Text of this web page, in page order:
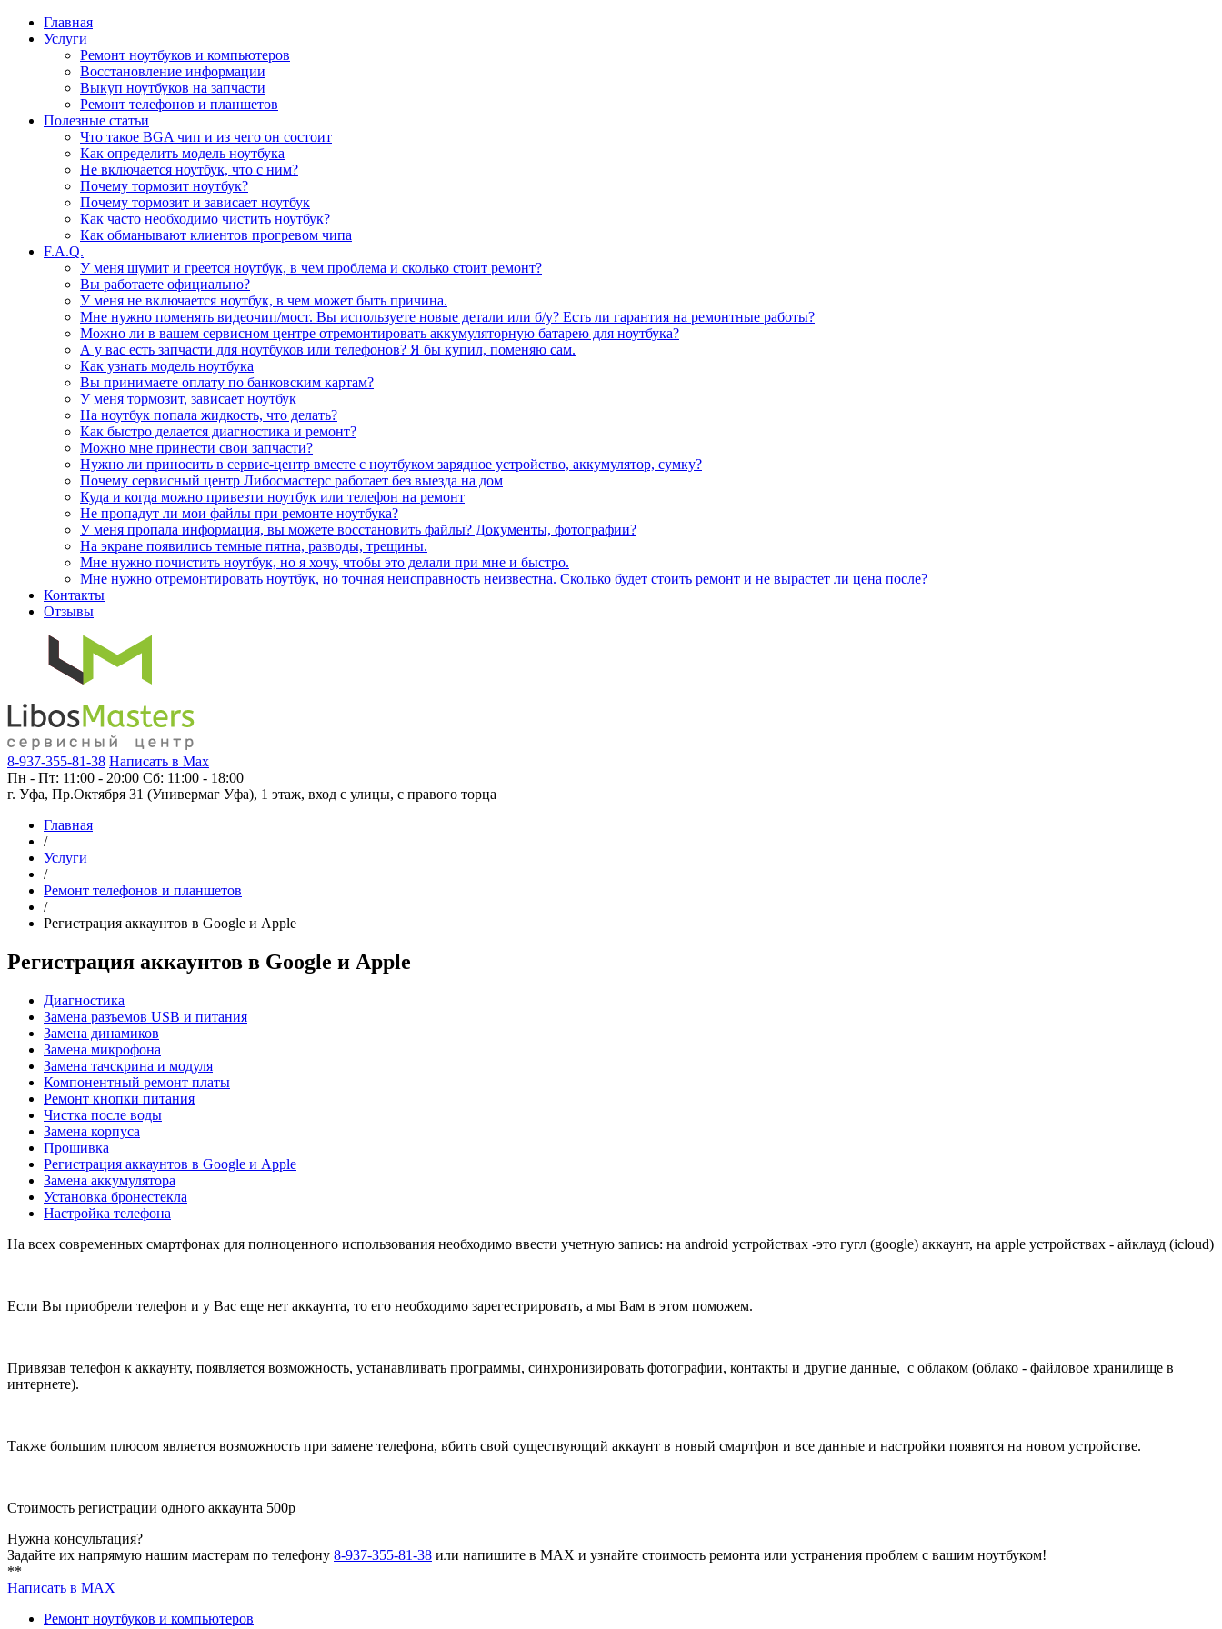
Главная
Услуги
Ремонт ноутбуков и компьютеров
Восстановление информации
Выкуп ноутбуков на запчасти
Ремонт телефонов и планшетов
Полезные статьи
Что такое BGA чип и из чего он состоит
Как определить модель ноутбука
Не включается ноутбук, что с ним?
Почему тормозит ноутбук?
Почему тормозит и зависает ноутбук
Как часто необходимо чистить ноутбук?
Как обманывают клиентов прогревом чипа
F.A.Q.
У меня шумит и греется ноутбук, в чем проблема и сколько стоит ремонт?
Вы работаете официально?
У меня не включается ноутбук, в чем может быть причина.
Мне нужно поменять видеочип/мост. Вы используете новые детали или б/у? Есть ли гарантия на ремонтные работы?
Можно ли в вашем сервисном центре отремонтировать аккумуляторную батарею для ноутбука?
А у вас есть запчасти для ноутбуков или телефонов? Я бы купил, поменяю сам.
Как узнать модель ноутбука
Вы принимаете оплату по банковским картам?
У меня тормозит, зависает ноутбук
На ноутбук попала жидкость, что делать?
Как быстро делается диагностика и ремонт?
Можно мне принести свои запчасти?
Нужно ли приносить в сервис-центр вместе с ноутбуком зарядное устройство, аккумулятор, сумку?
Почему сервисный центр Либосмастерс работает без выезда на дом
Куда и когда можно привезти ноутбук или телефон на ремонт
Не пропадут ли мои файлы при ремонте ноутбука?
У меня пропала информация, вы можете восстановить файлы? Документы, фотографии?
На экране появились темные пятна, разводы, трещины.
Мне нужно почистить ноутбук, но я хочу, чтобы это делали при мне и быстро.
Мне нужно отремонтировать ноутбук, но точная неисправность неизвестна. Сколько будет стоить ремонт и не вырастет ли цена после?
Контакты
Отзывы
8-937-355-81-38 Написать в Max
Пн - Пт: 11:00 - 20:00 Сб: 11:00 - 18:00
г. Уфа, Пр.Октября 31 (Универмаг Уфа), 1 этаж, вход с улицы, с правого торца
Главная
/
Услуги
/
Ремонт телефонов и планшетов
/
Регистрация аккаунтов в Google и Apple
Регистрация аккаунтов в Google и Apple
Диагностика
Замена разъемов USB и питания
Замена динамиков
Замена микрофона
Замена тачскрина и модуля
Компонентный ремонт платы
Ремонт кнопки питания
Чистка после воды
Замена корпуса
Прошивка
Регистрация аккаунтов в Google и Apple
Замена аккумулятора
Установка бронестекла
Настройка телефона
На всех современных смартфонах для полноценного использования необходимо ввести учетную запись: на android устройствах -это гугл (google) аккаунт, на apple устройствах - айклауд (icloud)
Если Вы приобрели телефон и у Вас еще нет аккаунта, то его необходимо зарегестрировать, а мы Вам в этом поможем.
Привязав телефон к аккаунту, появляется возможность, устанавливать программы, синхронизировать фотографии, контакты и другие данные, с облаком (облако - файловое хранилище в
интернете).
Также большим плюсом является возможность при замене телефона, вбить свой существующий аккаунт в новый смартфон и все данные и настройки появятся на новом устройстве.
Стоимость регистрации одного аккаунта 500р
Нужна консультация?
Задайте их напрямую нашим мастерам по телефону 8-937-355-81-38 или напишите в MAX и узнайте стоимость ремонта или устранения проблем с вашим ноутбуком!
**
Написать в MAX
Ремонт ноутбуков и компьютеров